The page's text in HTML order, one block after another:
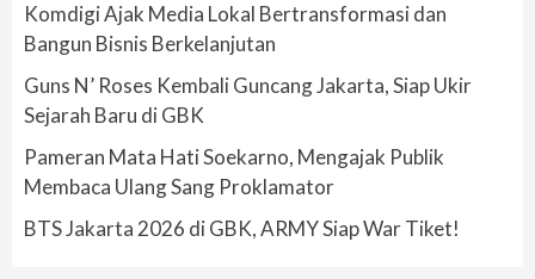
Komdigi Ajak Media Lokal Bertransformasi dan
Bangun Bisnis Berkelanjutan
Guns N’ Roses Kembali Guncang Jakarta, Siap Ukir
Sejarah Baru di GBK
Pameran Mata Hati Soekarno, Mengajak Publik
Membaca Ulang Sang Proklamator
BTS Jakarta 2026 di GBK, ARMY Siap War Tiket!